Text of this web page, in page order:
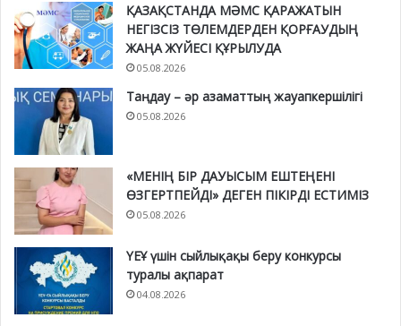
ҚАЗАҚСТАНДА МӘМС ҚАРАЖАТЫН
НЕГІЗСІЗ ТӨЛЕМДЕРДЕН ҚОРҒАУДЫҢ
ЖАҢА ЖҮЙЕСІ ҚҰРЫЛУДА
05.08.2026
Таңдау – әр азаматтың жауапкершілігі
05.08.2026
«МЕНІҢ БІР ДАУЫСЫМ ЕШТЕҢЕНІ
ӨЗГЕРТПЕЙДІ» ДЕГЕН ПІКІРДІ ЕСТИМІЗ
05.08.2026
ҮЕҰ үшін сыйлықақы беру конкурсы
туралы ақпарат
04.08.2026